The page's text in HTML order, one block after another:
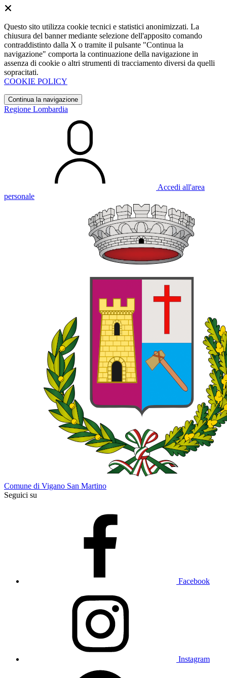
Questo sito utilizza cookie tecnici e statistici anonimizzati. La
chiusura del banner mediante selezione dell'apposito comando
contraddistinto dalla X o tramite il pulsante "Continua la
navigazione" comporta la continuazione della navigazione in
assenza di cookie o altri strumenti di tracciamento diversi da quelli
sopracitati.
COOKIE POLICY
Continua la navigazione
Regione Lombardia
Accedi all'area
personale
Comune di Vigano San Martino
Seguici su
Facebook
Instagram